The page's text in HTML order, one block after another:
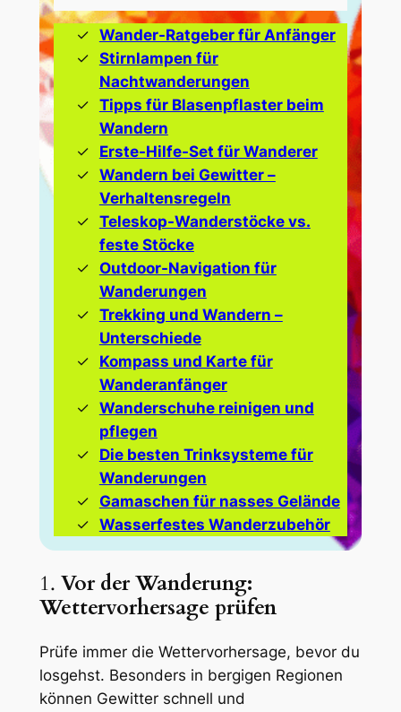
Wander-Ratgeber für Anfänger
Stirnlampen für
Nachtwanderungen
Tipps für Blasenpflaster beim
Wandern
Erste-Hilfe-Set für Wanderer
Wandern bei Gewitter –
Verhaltensregeln
Teleskop-Wanderstöcke vs.
feste Stöcke
Outdoor-Navigation für
Wanderungen
Trekking und Wandern –
Unterschiede
Kompass und Karte für
Wanderanfänger
Wanderschuhe reinigen und
pflegen
Die besten Trinksysteme für
Wanderungen
Gamaschen für nasses Gelände
Wasserfestes Wanderzubehör
1. Vor der Wanderung:
Wettervorhersage prüfen
Prüfe immer die Wettervorhersage, bevor du
losgehst. Besonders in bergigen Regionen
können Gewitter schnell und